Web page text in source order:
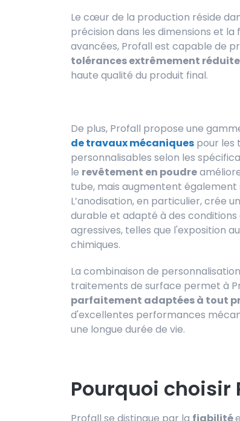
Le cœur de la production réside
précision dans les dimensions et
avancées, Profall est capable de
tolérances extrêmement
haute qualité du produit final.
De plus, Profall propose une
de travaux mécaniques pour les
personnalisables selon les
le revêtement en poudre
tube, mais augmentent également
L’anodisation, en particulier, crée
durable et adapté à des
agressives, telles que l'exposition
chimiques.
La combinaison de
traitements de surface permet à
parfaitement adaptées à tout
d'excellentes performances
une longue durée de vie.
Pourquoi choisir
Profall se distingue par la fiabilité